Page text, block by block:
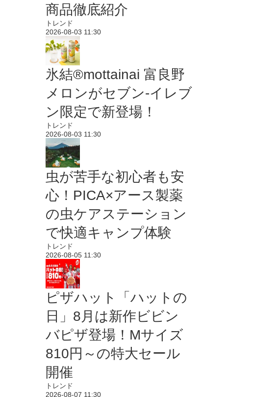
商品徹底紹介
トレンド
2026-08-03 11:30
氷結®mottainai 富良野
メロンがセブン‐イレブ
ン限定で新登場！
トレンド
2026-08-03 11:30
虫が苦手な初心者も安
心！PICA×アース製薬
の虫ケアステーション
で快適キャンプ体験
トレンド
2026-08-05 11:30
ピザハット「ハットの
日」8月は新作ビビン
バピザ登場！Mサイズ
810円～の特大セール
開催
トレンド
2026-08-07 11:30